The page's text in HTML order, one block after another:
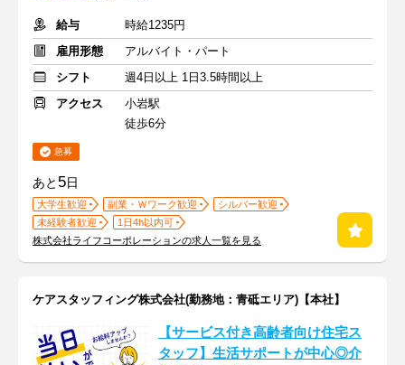
給与
時給1235円
雇用形態
アルバイト・パート
シフト
週4日以上 1日3.5時間以上
アクセス
小岩駅
徒歩6分
急募
あと 5日
大学生歓迎 副業・Ｗワーク歓迎
シルバー歓迎
未経験者歓迎
1日4h以内可
株式会社ライフコーポレーションの求人一覧を見る
ケアスタッフィング株式会社(勤務地：青砥エリア)【本社】
【サービス付き高齢者向け住宅ス
タッフ】生活サポートが中心◎介